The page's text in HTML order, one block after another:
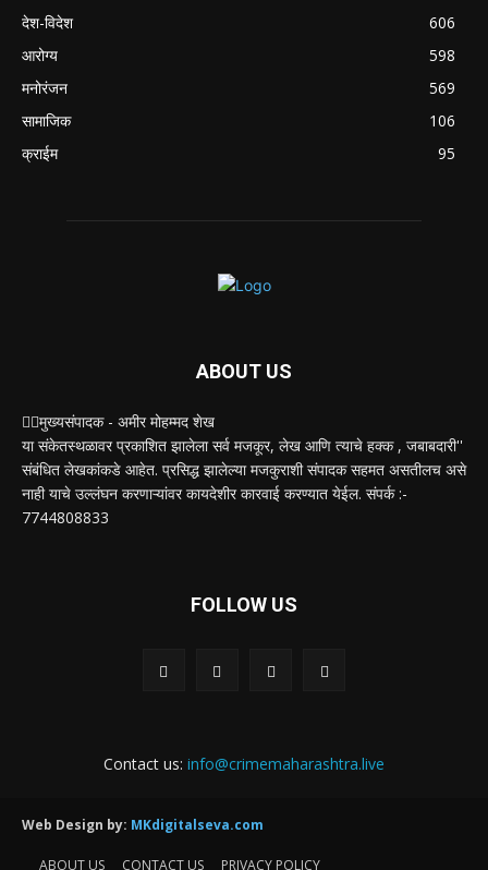
देश-विदेश
606
आरोग्य
598
मनोरंजन
569
सामाजिक
106
क्राईम
95
ABOUT US
✍🏻मुख्यसंपादक - अमीर मोहम्मद शेख
या संकेतस्थळावर प्रकाशित झालेला सर्व मजकूर, लेख आणि त्याचे हक्क , जबाबदारी''
संबंधित लेखकांकडे आहेत. प्रसिद्ध झालेल्या मजकुराशी संपादक सहमत असतीलच असे
नाही याचे उल्लंघन करणाऱ्यांवर कायदेशीर कारवाई करण्यात येईल. संपर्क :-
7744808833
FOLLOW US
Contact us: info@crimemaharashtra.live
Web Design by: MKdigitalseva.com
ABOUT US CONTACT US PRIVACY POLICY